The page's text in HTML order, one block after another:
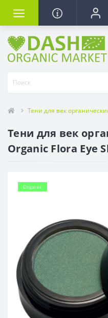
Тени для век
Тени для век
Organic Flora Eye
Organic